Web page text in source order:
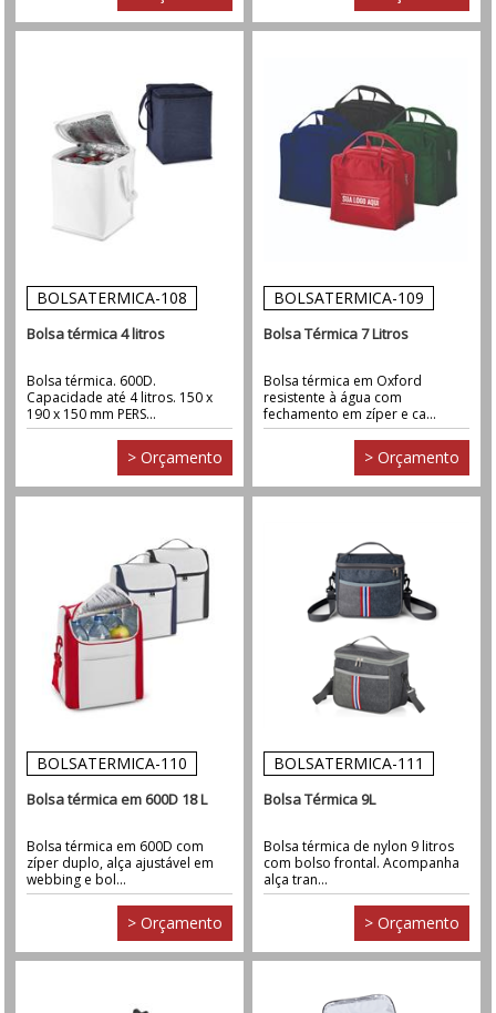
BOLSATERMICA-108
Bolsa térmica 4 litros
Bolsa térmica. 600D.
Capacidade até 4 litros. 150 x
190 x 150 mm PERS...
> Orçamento
BOLSATERMICA-109
Bolsa Térmica 7 Litros
Bolsa térmica em Oxford
resistente à água com
fechamento em zíper e ca...
> Orçamento
BOLSATERMICA-110
Bolsa térmica em 600D 18 L
Bolsa térmica em 600D com
zíper duplo, alça ajustável em
webbing e bol...
> Orçamento
BOLSATERMICA-111
Bolsa Térmica 9L
Bolsa térmica de nylon 9 litros
com bolso frontal. Acompanha
alça tran...
> Orçamento